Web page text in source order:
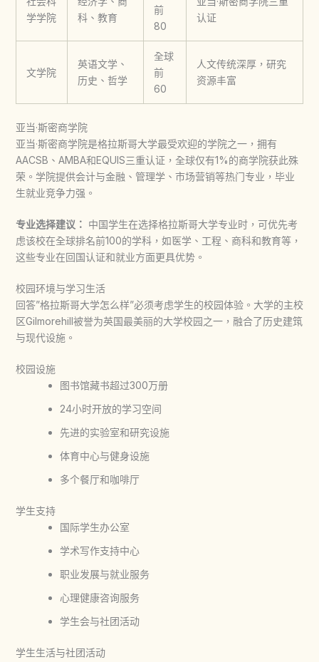
学学院
科、教育
前
80
认证
文学院
英语文学、
历史、哲学
全球
前
60
人文传统深厚，研究
资源丰富
亚当·斯密商学院
亚当·斯密商学院是格拉斯哥大学最受欢迎的学院之一，拥有
AACSB、AMBA和EQUIS三重认证，全球仅有1%的商学院获此殊
荣。学院提供会计与金融、管理学、市场营销等热门专业，毕业
生就业竞争力强。
专业选择建议： 中国学生在选择格拉斯哥大学专业时，可优先考
虑该校在全球排名前100的学科，如医学、工程、商科和教育等，
这些专业在回国认证和就业方面更具优势。
校园环境与学习生活
回答”格拉斯哥大学怎么样”必须考虑学生的校园体验。大学的主校
区Gilmorehill被誉为英国最美丽的大学校园之一，融合了历史建筑
与现代设施。
校园设施
图书馆藏书超过300万册
24小时开放的学习空间
先进的实验室和研究设施
体育中心与健身设施
多个餐厅和咖啡厅
学生支持
国际学生办公室
学术写作支持中心
职业发展与就业服务
心理健康咨询服务
学生会与社团活动
学生生活与社团活动